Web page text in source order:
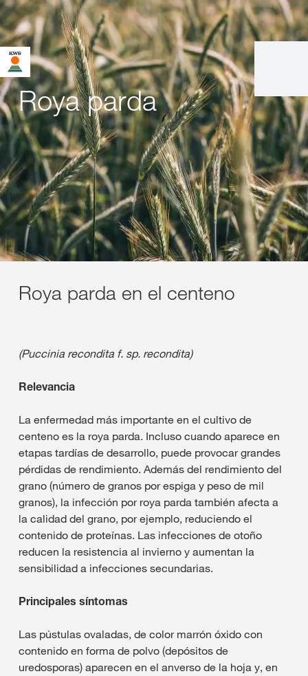
Roya parda
Roya parda en el centeno
(Puccinia recondita f. sp. recondita)
Relevancia
La enfermedad más importante en el cultivo de
centeno es la roya parda. Incluso cuando aparece en
etapas tardías de desarrollo, puede provocar grandes
pérdidas de rendimiento. Además del rendimiento del
grano (número de granos por espiga y peso de mil
granos), la infección por roya parda también afecta a
la calidad del grano, por ejemplo, reduciendo el
contenido de proteínas. Las infecciones de otoño
reducen la resistencia al invierno y aumentan la
sensibilidad a infecciones secundarias.
Principales síntomas
Las pústulas ovaladas, de color marrón óxido con
contenido en forma de polvo (depósitos de
uredosporas) aparecen en el anverso de la hoja y, en